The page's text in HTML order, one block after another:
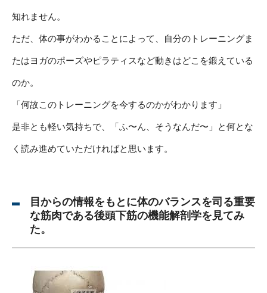
知れません。
ただ、体の事がわかることによって、自分のトレーニングま
たはヨガのポーズやピラティスなど動きはどこを鍛えている
のか。
「何故このトレーニングを今するのかがわかります」
是非とも軽い気持ちで、「ふ〜ん、そうなんだ〜」と何とな
く読み進めていただければと思います。
目からの情報をもとに体のバランスを司る重要
な筋肉である後頭下筋の機能解剖学を見てみ
た。